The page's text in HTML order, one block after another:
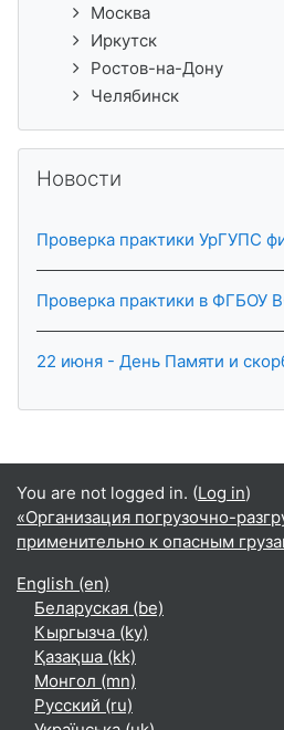
Москва
Иркутск
Ростов-на-Дону
Челябинск
Новости
Проверка практики УрГУПС
Проверка практики в ФГБОУ
22 июня - День Памяти и
You are not logged in. (Log in)
«Организация погрузочно-
применительно к опасным
English ‎(en)‎
Беларуская ‎(be)‎
Кыргызча ‎(ky)‎
Қазақша ‎(kk)‎
Монгол ‎(mn)‎
Русский ‎(ru)‎